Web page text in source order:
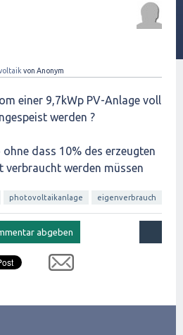
von Anonym
einer 9,7kWp PV-Anlage voll
werden ?
dass 10% des erzeugten
verbraucht werden müssen
photovoltaikanlage eigenverbrauch